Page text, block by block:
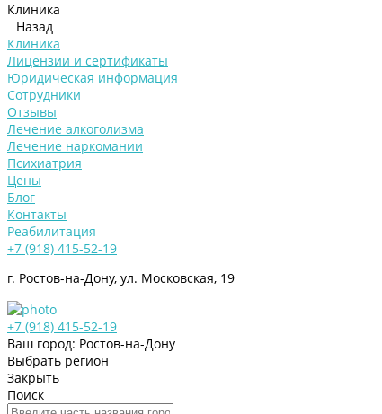
Клиника
Назад
Клиника
Лицензии и сертификаты
Юридическая информация
Сотрудники
Отзывы
Лечение алкоголизма
Лечение наркомании
Психиатрия
Цены
Блог
Контакты
Реабилитация
+7 (918) 415-52-19
г. Ростов-на-Дону, ул. Московская, 19
+7 (918) 415-52-19
Ваш город: Ростов-на-Дону
Выбрать регион
Закрыть
Поиск